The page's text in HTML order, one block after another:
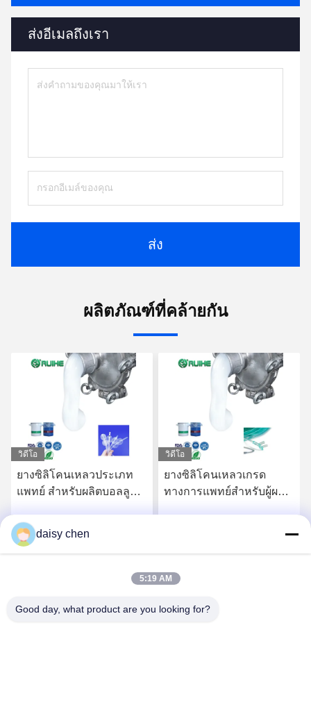
ส่งอีเมลถึงเรา
ส่ง
ผลิตภัณฑ์ที่คล้ายกัน
วิดีโอ
ยางซิลิโคนเหลวประเภท
แพทย์ สําหรับผลิตบอลลูนซิ
รับราคาที่ดีที่สุด
วิดีโอ
ยางซิลิโคนเหลวเกรด
ทางการแพทย์สำหรับผู้ผลิต
daisy chen
5:19 AM
Good day, what product are you looking for?